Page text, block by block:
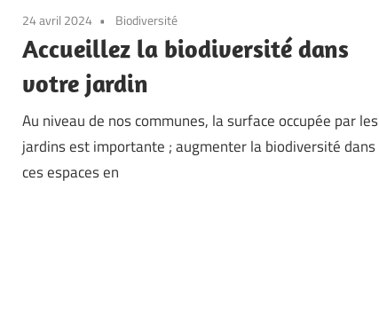
24 avril 2024 Biodiversité
Accueillez la biodiversité dans
votre jardin
Au niveau de nos communes, la surface occupée par les
jardins est importante ; augmenter la biodiversité dans
ces espaces en